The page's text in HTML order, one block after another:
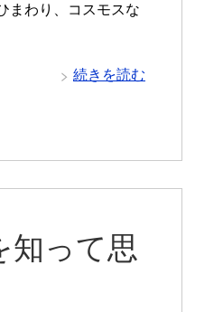
まわり、コスモスな
続きを読む
知って思